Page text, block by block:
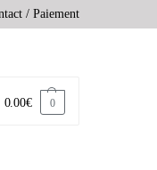
/ Paiement
0.00€ 0